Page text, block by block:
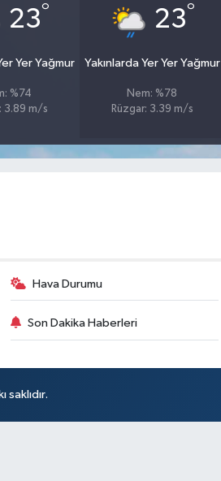
23°
Yer Yağmur
%74
3.89 m/s
23°
Yakınlarda Yer Yer Yağmur
Nem: %78
Rüzgar: 3.39 m/s
Hava Durumu
Son Dakika Haberleri